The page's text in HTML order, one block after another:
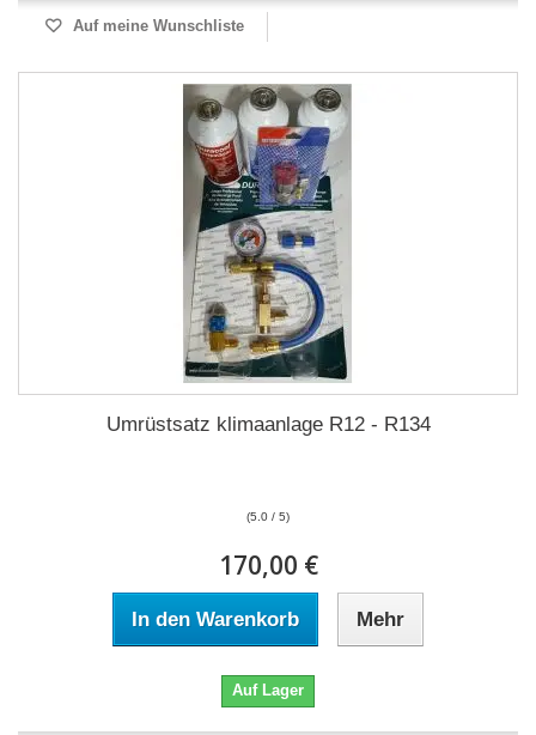
Auf meine Wunschliste
Umrüstsatz klimaanlage R12 - R134
(5.0 / 5)
170,00 €
In den Warenkorb Mehr
Auf Lager